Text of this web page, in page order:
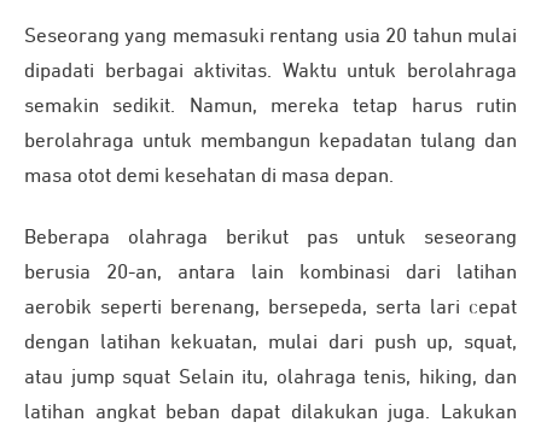
Seseorang yang memasuki rentang usia 20 tahun mulai
dipadati berbagai aktivitas. Waktu untuk berolahraga
semakin sedikit. Namun, mereka tetap harus rutin
berolahraga untuk membangun kepadatan tulang dan
masa otot demi kesehatan di masa depan.
Beberapa olahraga berikut pas untuk seseorang
berusia 20-an, antara lain kombinasi dari latihan
aerobik seperti berenang, bersepeda, serta lari cepat
dengan latihan kekuatan, mulai dari push up, squat,
atau jump squat Selain itu, olahraga tenis, hiking, dan
latihan angkat beban dapat dilakukan juga. Lakukan